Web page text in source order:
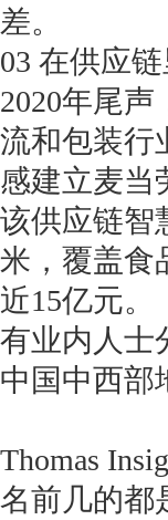
差。
03 在供应
2020年尾
流和包装行
感建立麦当
该供应链智
米，覆盖食
近15亿元。
有业内人士
中国中西部
Thomas
名前几的都